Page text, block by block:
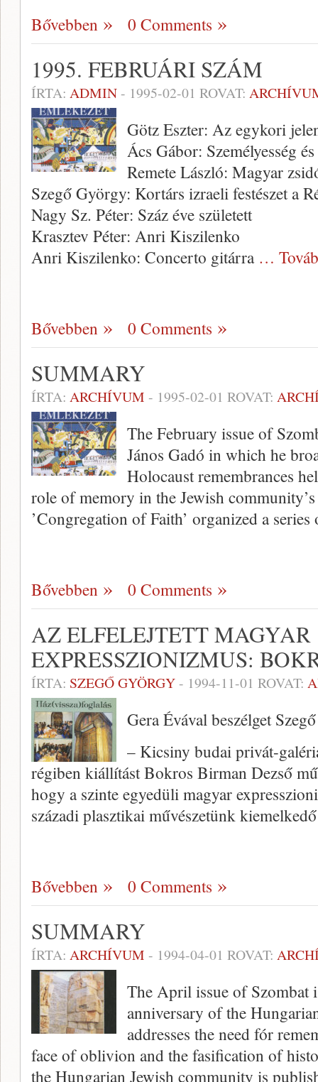
Bővebben 0 Comments
1995. FEBRUÁRI SZÁM
ÍRTA: ADMIN- 1995-02-01 ROVAT:
Götz Eszter: Az egykori
Ács Gábor: Személyesség
Remete László: Magyar
Szegő György: Kortárs izraeli festészet a
Nagy Sz. Péter: Száz éve született
Krasztev Péter: Anri Kiszilenko
Anri Kiszilenko: Concerto gitárra …
Bővebben 0 Comments
SUMMARY
ÍRTA: ARCHÍVUM - 1995-02-01 ROVAT:
The February issue of
János Gadó in which he
Holocaust remembrances
role of memory in the Jewish
’Congregation of Faith’ organized a
Bővebben 0 Comments
AZ ELFELEJTETT MAGYAR
EXPRESSZIONIZMUS:
ÍRTA: SZEGŐ GYÖRGY- 1994-11-01 ROVAT:
Gera Évával beszélget
– Kicsiny budai privát-
régiben kiállítást Bokros Birman Dezső
hogy a szinte egyedüli magyar
századi plasztikai művészetünk
Bővebben 0 Comments
SUMMARY
ÍRTA: ARCHÍVUM - 1994-04-01 ROVAT:
The April issue of Szombat
anniversary of the
addresses the need fór
face of oblivion and the fasification of
the Hungarian Jewish community is